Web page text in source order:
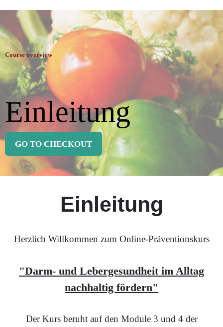
Course overview
Einleitung
GO TO CHECKOUT
Einleitung
Herzlich Willkommen zum Online-Präventionskurs
"Darm- und Lebergesundheit im Alltag
nachhaltig fördern"
Der Kurs beruht auf den Module 3 und 4 der